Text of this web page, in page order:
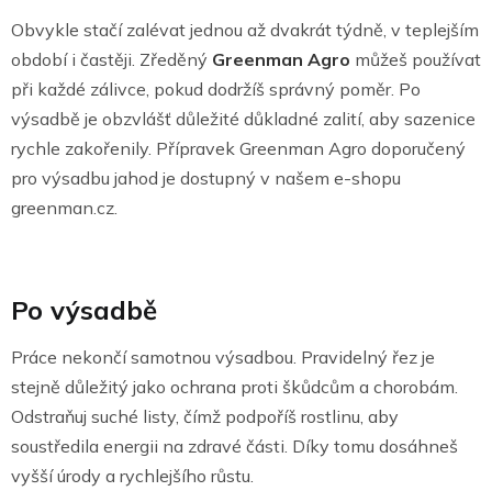
Obvykle stačí zalévat jednou až dvakrát týdně, v teplejším
období i častěji. Zředěný Greenman Agro můžeš používat
při každé zálivce, pokud dodržíš správný poměr. Po
výsadbě je obzvlášť důležité důkladné zalití, aby sazenice
rychle zakořenily. Přípravek Greenman Agro doporučený
pro výsadbu jahod je dostupný v našem e-shopu
greenman.cz.
Po výsadbě
Práce nekončí samotnou výsadbou. Pravidelný řez je
stejně důležitý jako ochrana proti škůdcům a chorobám.
Odstraňuj suché listy, čímž podpoříš rostlinu, aby
soustředila energii na zdravé části. Díky tomu dosáhneš
vyšší úrody a rychlejšího růstu.